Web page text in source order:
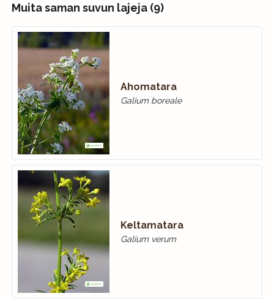
Muita saman suvun lajeja (9)
Ahomatara
Galium boreale
Keltamatara
Galium verum